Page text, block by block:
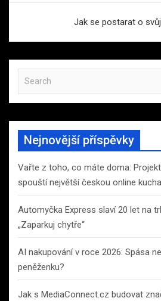
Jak se postarat o
a
r
h
Nejnovější příspěvky
Vařte z toho, co máte doma:
spouští největší českou online
Automyčka Express slaví 20 let na
„Zaparkuj chytře“
AI nakupování v roce 2026: Spása
peněženku?
Jak s MediaConnect.cz budovat